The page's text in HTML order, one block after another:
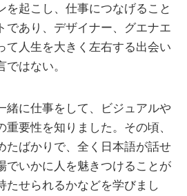
を起こし、仕事につなげること
であり、デザイナー、グエナエ
て人生を大きく左右する出会い
はない。
緒に仕事をして、ビジュアルや
要性を知りました。その頃、
たばかりで、全く日本語が話せ
でいかに人を魅きつけることが
たせられるかなどを学びまし